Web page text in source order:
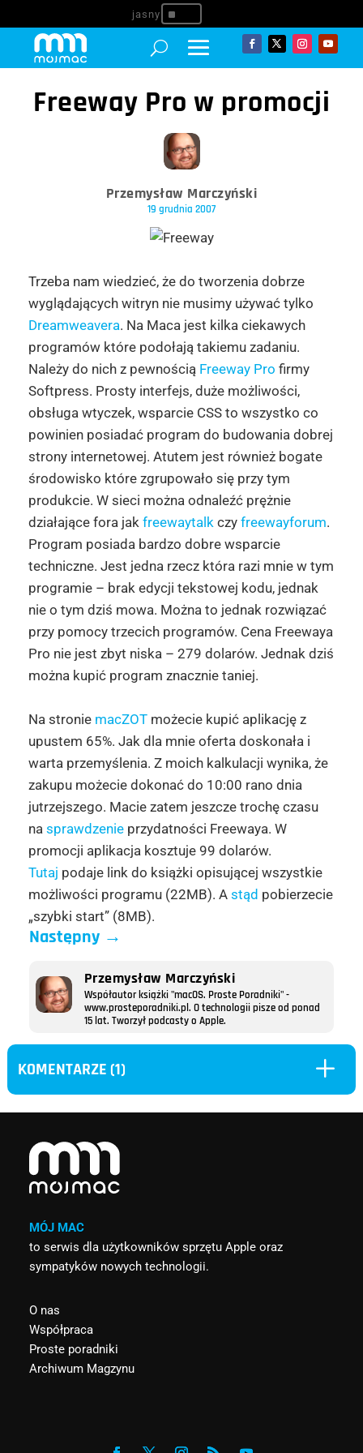
^
Freeway Pro w promocji
Przemysław Marczyński
19 grudnia 2007
Trzeba nam wiedzieć, że do tworzenia dobrze
wyglądających witryn nie musimy używać tylko
Dreamweavera. Na Maca jest kilka ciekawych
programów które podołają takiemu zadaniu.
Należy do nich z pewnością Freeway Pro firmy
Softpress. Prosty interfejs, duże możliwości,
obsługa wtyczek, wsparcie CSS to wszystko co
powinien posiadać program do budowania dobrej
strony internetowej. Atutem jest również bogate
środowisko które zgrupowało się przy tym
produkcie. W sieci można odnaleźć prężnie
działające fora jak freewaytalkczy freewayforum.
Program posiada bardzo dobre wsparcie
techniczne. Jest jedna rzecz która razi mnie w tym
programie – brak edycji tekstowej kodu, jednak
nie o tym dziś mowa. Można to jednak rozwiązać
przy pomocy trzecich programów. Cena Freewaya
Pro nie jest zbyt niska – 279 dolarów. Jednak dziś
można kupić program znacznie taniej.
Na stronie macZOTmożecie kupić aplikację z
upustem 65%. Jak dla mnie oferta doskonała i
warta przemyślenia. Z moich kalkulacji wynika, że
zakupu możecie dokonać do 10:00 rano dnia
jutrzejszego. Macie zatem jeszcze trochę czasu
na sprawdzenieprzydatności Freewaya. W
promocji aplikacja kosztuje 99 dolarów.
Tutaj podaje link do książki opisującej wszystkie
możliwości programu (22MB). A stąd pobierzecie
„szybki start” (8MB).
Następny→
Przemysław Marczyński
Współautor książki "macOS. Proste Poradniki" -
www.prosteporadniki.pl. O technologii pisze od ponad
15 lat. Tworzył podcasty o Apple.
KOMENTARZE (1) L
MÓJ MAC
to serwis dla użytkowników sprzętu Apple oraz
sympatyków nowych technologii.
O nas
Współpraca
Proste poradniki
Archiwum Magzynu